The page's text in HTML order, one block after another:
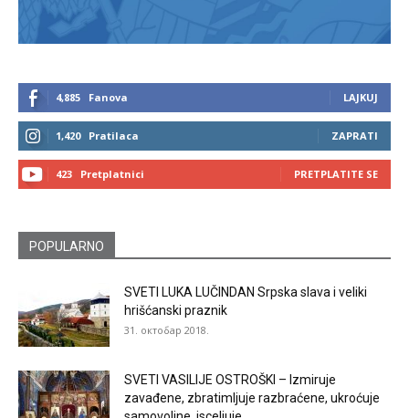
4,885 Fanova LAJKUJ
1,420 Pratilaca ZAPRATI
423 Pretplatnici PRETPLATITE SE
POPULARNO
SVETI LUKA LUČINDAN Srpska slava i veliki
hrišćanski praznik
31. октобар 2018.
SVETI VASILIJE OSTROŠKI – Izmiruje
zavađene, zbratimljuje razbraćene, ukroćuje